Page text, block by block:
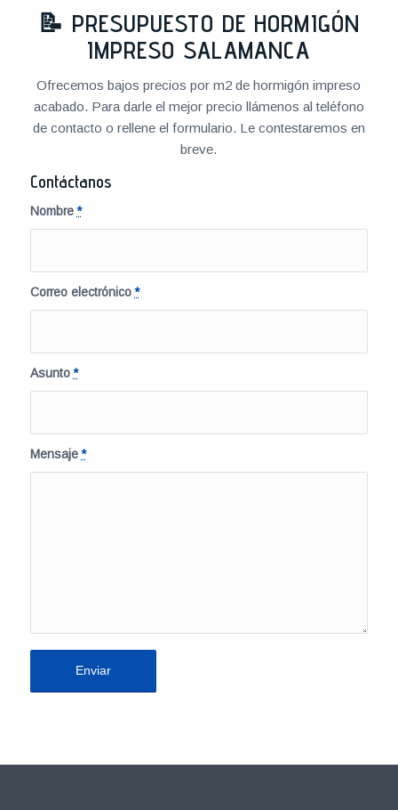
📝 PRESUPUESTO DE HORMIGÓN
IMPRESO SALAMANCA
Ofrecemos bajos precios por m2 de hormigón impreso
acabado. Para darle el mejor precio llámenos al teléfono
de contacto o rellene el formulario. Le contestaremos en
breve.
Contáctanos
Nombre*
Correo electrónico*
Asunto*
Mensaje*